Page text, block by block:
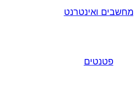
מחשבים ואינטרנט
פטנטים